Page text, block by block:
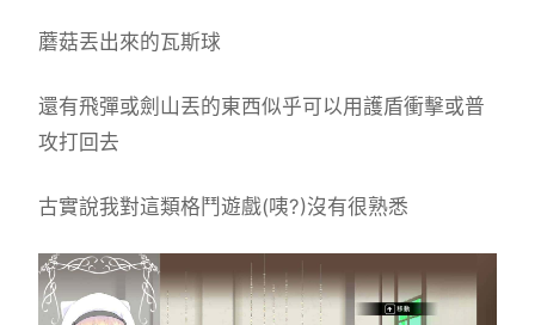
蘑菇丟出來的瓦斯球
還有飛彈或劍山丟的東西似乎可以用護盾衝擊或普
攻打回去
古實說我對這類格鬥遊戲(咦?)沒有很熟悉